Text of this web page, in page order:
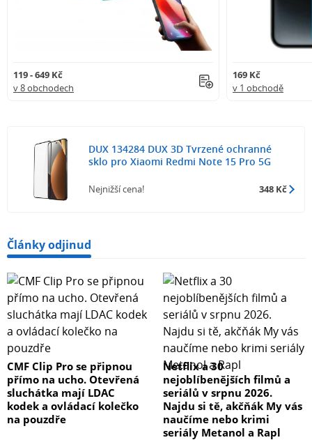
119 - 649 Kč
v 8 obchodech
169 Kč
v 1 obchodě
DUX 134284 DUX 3D Tvrzené ochranné
sklo pro Xiaomi Redmi Note 15 Pro 5G
Nejnižší cena! 348 Kč
Články odjinud
CMF Clip Pro se připnou
přímo na ucho. Otevřená
sluchátka mají LDAC
kodek a ovládací kolečko
na pouzdře
Netflix a 30
nejoblíbenějších filmů a
seriálů v srpnu 2026.
Najdu si tě, akčňák My vás
naučíme nebo krimi
seriály Metanol a Rapl